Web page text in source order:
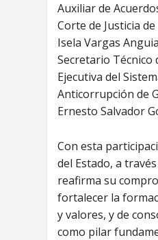
Auxiliar de
Corte de Justicia
Isela Vargas
Secretario Técnico
Ejecutiva del
Anticorrupción de
Ernesto Salvador
Con esta
del Estado, a
reafirma su
fortalecer la
y valores, y de
como pilar